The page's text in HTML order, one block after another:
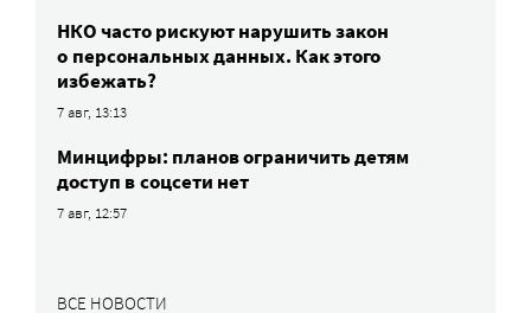
НКО часто рискуют нарушить закон
о персональных данных. Как этого
избежать?
7 авг, 13:13
Минцифры: планов ограничить детям
доступ в соцсети нет
7 авг, 12:57
ВСЕ НОВОСТИ